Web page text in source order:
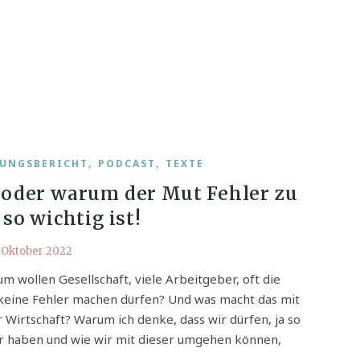
, PODCAST , TEXTE
warum der Mut Fehler zu
so wichtig ist!
Oktober 2022
wollen Gesellschaft, viele Arbeitgeber, oft die
Fehler machen dürfen? Und was macht das mit
Warum ich denke, dass wir dürfen, ja so
haben und wie wir mit dieser umgehen können,